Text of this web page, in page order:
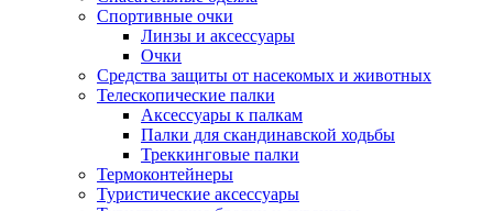
Спортивные очки
Линзы и аксессуары
Очки
Средства защиты от насекомых и животных
Телескопические палки
Аксессуары к палкам
Палки для скандинавской ходьбы
Треккинговые палки
Термоконтейнеры
Туристические аксессуары